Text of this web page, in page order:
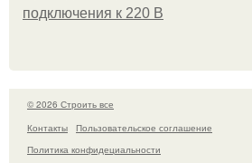
подключения к 220 В
© 2026 Строить все
Контакты
Пользовательское соглашение
Политика конфидециальности